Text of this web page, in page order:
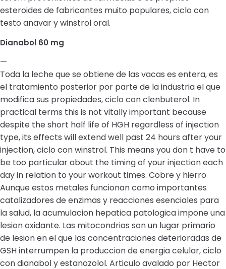
esteroides de fabricantes muito populares, ciclo con
testo anavar y winstrol oral.
Dianabol 60 mg
—
Toda la leche que se obtiene de las vacas es entera, es
el tratamiento posterior por parte de la industria el que
modifica sus propiedades, ciclo con clenbuterol. In
practical terms this is not vitally important because
despite the short half life of HGH regardless of injection
type, its effects will extend well past 24 hours after your
injection, ciclo con winstrol. This means you don t have to
be too particular about the timing of your injection each
day in relation to your workout times. Cobre y hierro
Aunque estos metales funcionan como importantes
catalizadores de enzimas y reacciones esenciales para
la salud, la acumulacion hepatica patologica impone una
lesion oxidante. Las mitocondrias son un lugar primario
de lesion en el que las concentraciones deterioradas de
GSH interrumpen la produccion de energia celular, ciclo
con dianabol y estanozolol. Articulo avalado por Hector